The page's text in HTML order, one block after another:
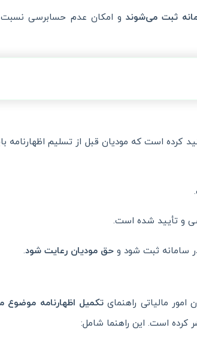
ثبت می‌شوند و امکان عدم حسابرسی نسبت
کرده است که مودیان قبل از تسلیم اظهارنامه
و تأیید شده است.
سامانه ثبت شود وحق مودیان رعایت شود.
مالیاتی راهنمای
کرده است. این راهنما شامل: